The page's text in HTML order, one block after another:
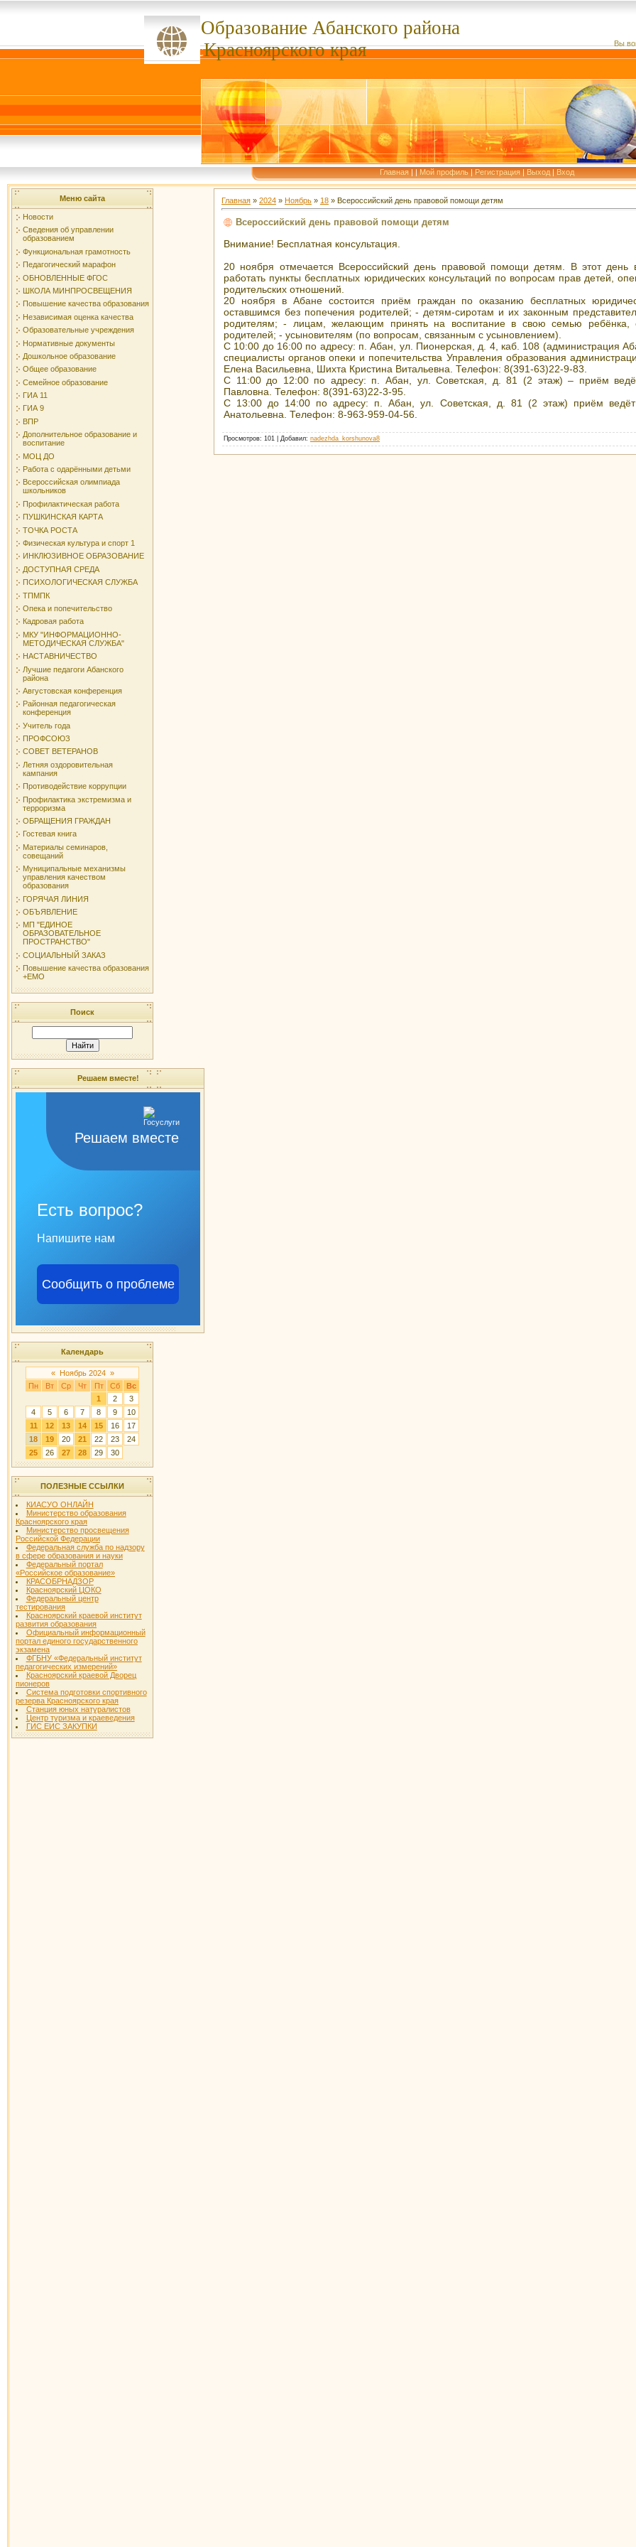
Образование Абанского района
сссссссКрасноярского края Вы
Главная | | Мой профиль | Регистрация | Выход | Вход
Меню сайта
Новости
Сведения об управлении
образованием
Функциональная грамотность
Педагогический марафон
ОБНОВЛЕННЫЕ ФГОС
ШКОЛА МИНПРОСВЕЩЕНИЯ
Повышение качества образования
Независимая оценка качества
Образовательные учреждения
Нормативные документы
Дошкольное образование
Общее образование
Семейное образование
ГИА 11
ГИА 9
ВПР
Дополнительное образование и
воспитание
МОЦ ДО
Работа с одарёнными детьми
Всероссийская олимпиада
школьников
Профилактическая работа
ПУШКИНСКАЯ КАРТА
ТОЧКА РОСТА
Физическая культура и спорт 1
ИНКЛЮЗИВНОЕ ОБРАЗОВАНИЕ
ДОСТУПНАЯ СРЕДА
ПСИХОЛОГИЧЕСКАЯ СЛУЖБА
ТПМПК
Опека и попечительство
Кадровая работа
МКУ "ИНФОРМАЦИОННО-
МЕТОДИЧЕСКАЯ СЛУЖБА"
НАСТАВНИЧЕСТВО
Лучшие педагоги Абанского
района
Августовская конференция
Районная педагогическая
конференция
Учитель года
ПРОФСОЮЗ
СОВЕТ ВЕТЕРАНОВ
Летняя оздоровительная
кампания
Противодействие коррупции
Профилактика экстремизма и
терроризма
ОБРАЩЕНИЯ ГРАЖДАН
Гостевая книга
Материалы семинаров,
совещаний
Муниципальные механизмы
управления качеством
образования
ГОРЯЧАЯ ЛИНИЯ
ОБЪЯВЛЕНИЕ
МП "ЕДИНОЕ
ОБРАЗОВАТЕЛЬНОЕ
ПРОСТРАНСТВО"
СОЦИАЛЬНЫЙ ЗАКАЗ
Повышение качества образования
+ЕМО
Поиск
Решаем вместе!
Решаем вместе
Есть вопрос?
Напишите нам
Сообщить о проблеме
Календарь
« Ноябрь 2024 »
Пн
Вт Ср Чт Пт Сб
Вс
1
2
3
4
5 6 7 8 9
10
11
12 13 14 15 16
17
18
19 20 21 22 23
24
25
26 27 28 29 30
ПОЛЕЗНЫЕ ССЫЛКИ
КИАСУО ОНЛАЙН
Министерство образования
Красноярского края
Министерство просвещения
Российской Федерации
Федеральная служба по надзору
в сфере образования и науки
Федеральный портал
«Российское образование»
КРАСОБРНАДЗОР
Красноярский ЦОКО
Федеральный центр
тестирования
Красноярский краевой институт
развития образования
Официальный информационный
портал единого государственного
экзамена
ФГБНУ «Федеральный институт
педагогических измерений»
Красноярский краевой Дворец
пионеров
Система подготовки спортивного
резерва Красноярского края
Станция юных натуралистов
Центр туризма и краеведения
ГИС ЕИС ЗАКУПКИ
Главная » 2024 » Ноябрь » 18 » Всероссийский день правовой помощи детям
Всероссийский день правовой помощи детям
Внимание! Бесплатная консультация.
20 ноября отмечается Всероссийский день правовой помощи детям. В этот день
работать пункты бесплатных юридических консультаций по вопросам прав детей,
родительских отношений.
20 ноября в Абане состоится приём граждан по оказанию бесплатных
оставшимся без попечения родителей; - детям-сиротам и их законным
родителям; - лицам, желающим принять на воспитание в свою семью ребёнка,
родителей; - усыновителям (по вопросам, связанным с усыновлением).
С 10:00 до 16:00 по адресу: п. Абан, ул. Пионерская, д. 4, каб. 108 (администрация
специалисты органов опеки и попечительства Управления образования
Елена Васильевна, Шихта Кристина Витальевна. Телефон: 8(391-63)22-9-83.
С 11:00 до 12:00 по адресу: п. Абан, ул. Советская, д. 81 (2 этаж) – приём
Павловна. Телефон: 8(391-63)22-3-95.
С 13:00 до 14:00 по адресу: п. Абан, ул. Советская, д. 81 (2 этаж) приём ведёт
Анатольевна. Телефон: 8-963-959-04-56.
Просмотров: 101 | Добавил: nadezhda_korshunova8